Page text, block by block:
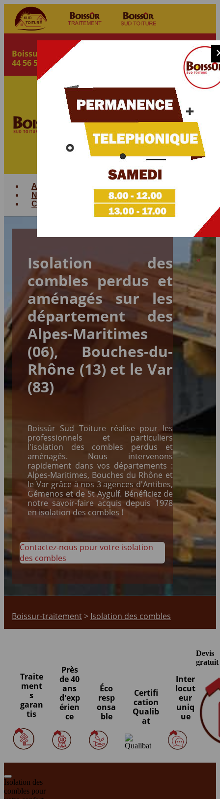
Boissur contact@boissur-traitement.com tél:
04 94
44 56 56
Votre choix pour
le traitement et la
de votre bois à
Fréjus
04 94
44 56
56
Accueil
Nos Traitements
Contact
Isolation des
combles perdus et
aménagés sur les
département des
Alpes-Maritimes
(06), Bouches-du-
Rhône (13) et le Var
(83)
Boissûr Sud Toiture réalise pour les
professionnels et particuliers
l'isolation des combles perdus et
aménagés. Nous intervenons
rapidement dans vos départements :
Alpes-Maritimes, Bouches du Rhône et
le Var grâce à nos 3 agences d'Antibes,
Gémenos et de St Aygulf. Bénéficiez de
notre savoir-faire acquis depuis 1978
en isolation des combles !
Contactez-nous pour votre isolation
des combles
Boissur-traitement> Isolation des combles
Traite
ment
s
garan
tis
Près
de 40
ans
d'exp
érien
ce
Éco
resp
onsa
ble
Certifi
cation
Qualib
at
Inter
locut
eur
uniq
ue
Devis
gratuit
Isolation des
combles pour